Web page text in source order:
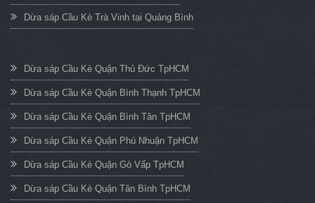
Dừa sáp Cầu Kè Trà Vinh tại Quảng Bình
Dừa sáp Cầu Kè Quận Thủ Đức TpHCM
Dừa sáp Cầu Kè Quận Bình Thạnh TpHCM
Dừa sáp Cầu Kè Quận Bình Tân TpHCM
Dừa sáp Cầu Kè Quận Phú Nhuận TpHCM
Dừa sáp Cầu Kè Quận Gò Vấp TpHCM
Dừa sáp Cầu Kè Quận Tân Bình TpHCM